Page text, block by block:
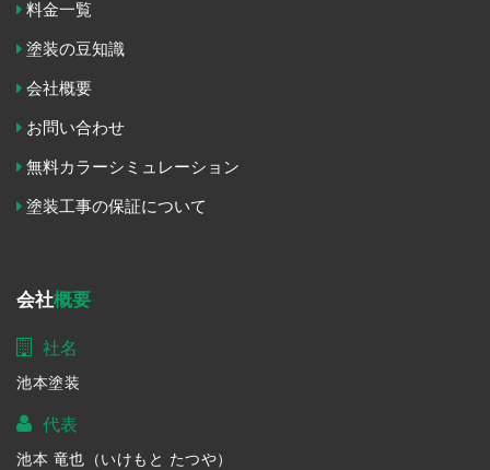
料金一覧
塗装の豆知識
会社概要
お問い合わせ
無料カラーシミュレーション
塗装工事の保証について
会社概要
社名
池本塗装
代表
池本 竜也（いけもと たつや）